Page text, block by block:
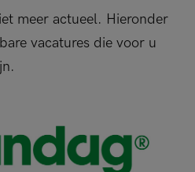
meer actueel. Hieronder
vacatures die voor u